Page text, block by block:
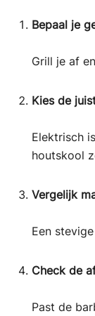
Bepaal je
Grill je af
Kies de
Elektrisch
houtskool
Vergelijk
Een
Check de
Past de